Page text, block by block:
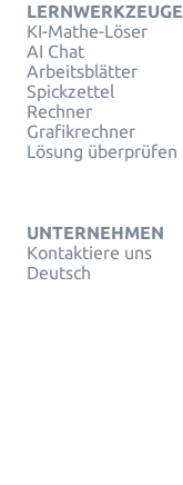
LERNWERKZEUGE
KI-Mathe-Löser
AI Chat
Arbeitsblätter
Spickzettel
Rechner
Grafikrechner
Lösung überprüfen
UNTERNEHMEN
Kontaktiere uns
Deutsch